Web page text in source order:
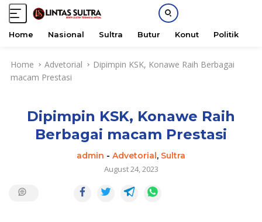
Home Nasional Sultra Butur Konut Politik
Home Advetorial
Dipimpin KSK, Konawe Raih Berbagai
macam Prestasi
Dipimpin KSK, Konawe Raih
Berbagai macam Prestasi
admin - Advetorial, Sultra
August 24, 2023